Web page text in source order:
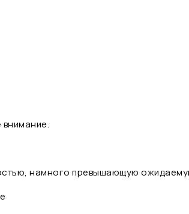
намного превышающую